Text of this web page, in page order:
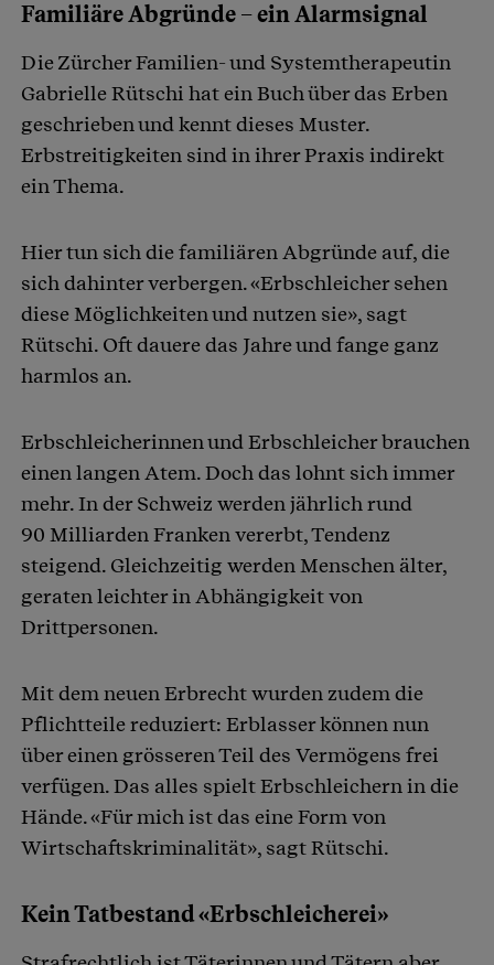
Familiäre Abgründe – ein Alarmsignal
Die Zürcher Familien- und Systemtherapeutin
Gabrielle Rütschi hat ein Buch über das Erben
geschrieben und kennt dieses Muster.
Erbstreitigkeiten sind in ihrer Praxis indirekt
ein Thema.
Hier tun sich die familiären Abgründe auf, die
sich dahinter verbergen. «Erbschleicher sehen
diese Möglichkeiten und nutzen sie», sagt
Rütschi. Oft dauere das Jahre und fange ganz
harmlos an.
Erbschleicherinnen und Erbschleicher brauchen
einen langen Atem. Doch das lohnt sich immer
mehr. In der Schweiz werden jährlich rund
90 Milliarden Franken vererbt, Tendenz
steigend. Gleichzeitig werden Menschen älter,
geraten leichter in Abhängigkeit von
Drittpersonen.
Mit dem neuen Erbrecht wurden zudem die
Pflichtteile reduziert: Erblasser können nun
über einen grösseren Teil des Vermögens frei
verfügen. Das alles spielt Erbschleichern in die
Hände. «Für mich ist das eine Form von
Wirtschaftskriminalität», sagt Rütschi.
Kein Tatbestand «Erbschleicherei»